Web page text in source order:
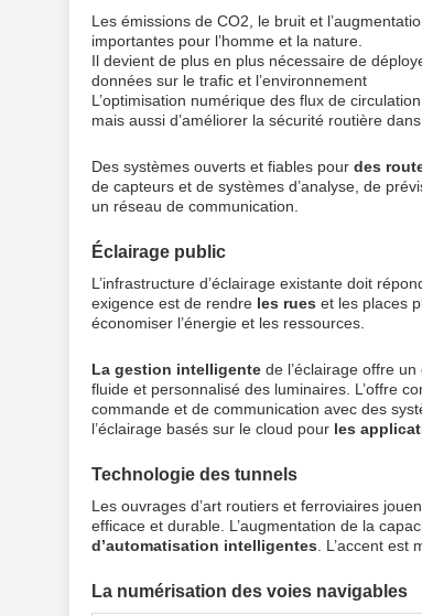
Les émissions de CO2, le bruit et
importantes pour l’homme et la nature.
Il devient de plus en plus nécessaire de
données sur le trafic et l’environnement
L’optimisation numérique des flux de
mais aussi d’améliorer la sécurité routière dans
Des systèmes ouverts et fiables pour des
de capteurs et de systèmes d’analyse, de
un réseau de communication.
Éclairage public
L’infrastructure d’éclairage existante doit
exigence est de rendre les rues et les places
économiser l’énergie et les ressources.
La gestion intelligente de l’éclairage offre
fluide et personnalisé des luminaires. L’offre
commande et de communication avec des
l’éclairage basés sur le cloud pour les
Technologie des tunnels
Les ouvrages d’art routiers et ferroviaires
efficace et durable. L’augmentation de la
d’automatisation intelligentes . L’accent est
La numérisation des voies navigables